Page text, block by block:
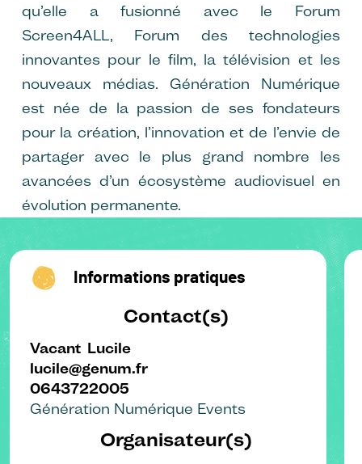
qu’elle a fusionné avec le Forum
Screen4ALL, Forum des technologies
innovantes pour le film, la télévision et les
nouveaux médias. Génération Numérique
est née de la passion de ses fondateurs
pour la création, l’innovation et de l’envie de
partager avec le plus grand nombre les
avancées d’un écosystème audiovisuel en
évolution permanente.
Informations pratiques
Contact(s)
Vacant Lucile
lucile@genum.fr
0643722005
Génération Numérique Events
Organisateur(s)